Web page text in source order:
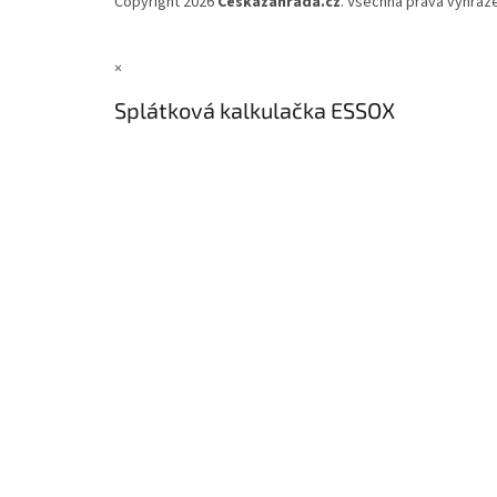
×
Splátková kalkulačka ESSOX